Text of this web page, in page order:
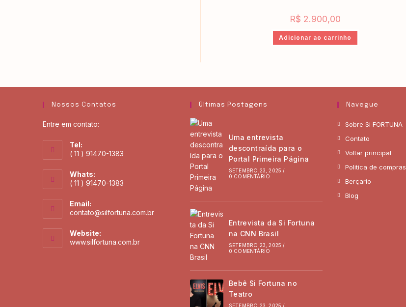
R$ 2.900,00
Adicionar ao carrinho
Nossos Contatos
Entre em contato:
Tel:
( 11 ) 91470-1383
Whats:
( 11 ) 91470-1383
Email:
contato@silfortuna.com.br
Website:
www.silfortuna.com.br
Últimas Postagens
Uma entrevista
descontraída para o
Portal Primeira Página
SETEMBRO 23, 2025 /
0 COMENTÁRIO
Entrevista da Si Fortuna
na CNN Brasil
SETEMBRO 23, 2025 /
0 COMENTÁRIO
Bebê Si Fortuna no
Teatro
SETEMBRO 23, 2025 /
Navegue
Sobre Si FORTUNA
Contato
Voltar principal
Politica de compras
Berçario
Blog